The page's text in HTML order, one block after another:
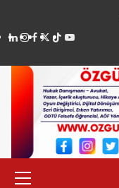
content
linkedin
instagram
facebook
twitter
tiktokyoutube
Menu